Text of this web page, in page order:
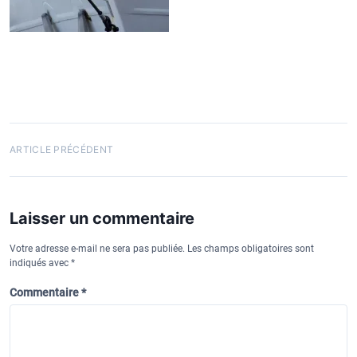
N
a
i
g
a
t
ARTICLE PRÉCÉDENT
Laisser un commentaire
Votre adresse e-mail ne sera pas publiée. Les champs obligatoires sont
indiqués avec *
Commentaire*